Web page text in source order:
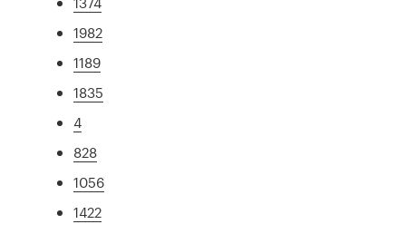
1982
1189
1835
4
828
1056
1422